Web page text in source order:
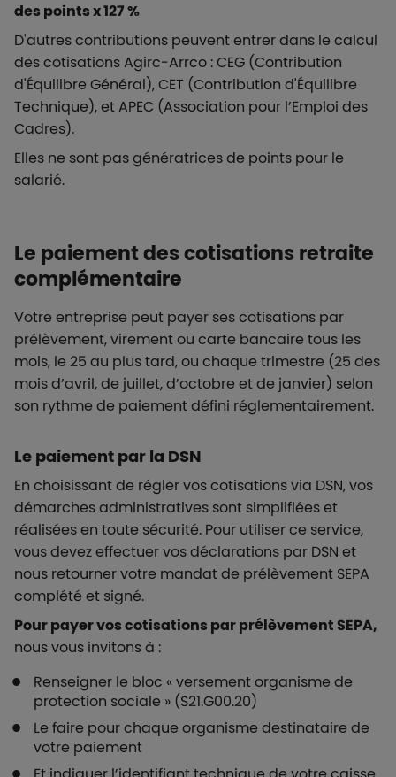
des points x 127 %
D'autres contributions peuvent entrer dans le calcul
des cotisations Agirc-Arrco : CEG (Contribution
d'Équilibre Général), CET (Contribution d'Équilibre
Technique), et APEC (Association pour l’Emploi des
Cadres).
Elles ne sont pas génératrices de points pour le
salarié.
Le paiement des cotisations retraite
complémentaire
Votre entreprise peut payer ses cotisations par
prélèvement, virement ou carte bancaire tous les
mois, le 25 au plus tard, ou chaque trimestre (25 des
mois d’avril, de juillet, d’octobre et de janvier) selon
son rythme de paiement défini réglementairement.
Le paiement par la DSN
En choisissant de régler vos cotisations via DSN, vos
démarches administratives sont simplifiées et
réalisées en toute sécurité. Pour utiliser ce service,
vous devez effectuer vos déclarations par DSN et
nous retourner votre mandat de prélèvement SEPA
complété et signé.
Pour payer vos cotisations par prélèvement SEPA,
nous vous invitons à :
Renseigner le bloc « versement organisme de
protection sociale » (S21.G00.20)
Le faire pour chaque organisme destinataire de
votre paiement